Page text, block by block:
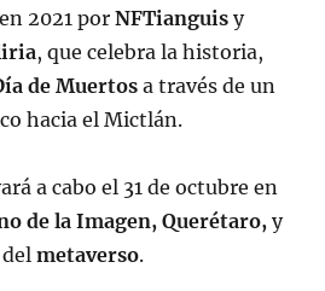
2021 porNFTianguisy
, que celebra la historia,
de Muertos a través de un
hacia el Mictlán.
a cabo el 31 de octubre en
de la Imagen, Querétaro, y
delmetaverso.